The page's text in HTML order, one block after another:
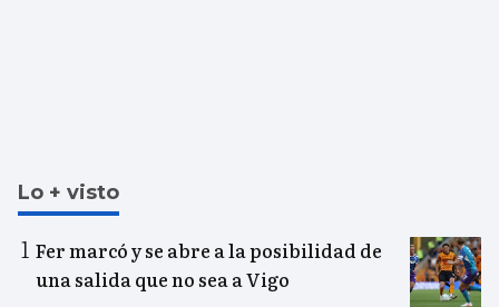
Lo + visto
Fer marcó y se abre a la posibilidad de
una salida que no sea a Vigo